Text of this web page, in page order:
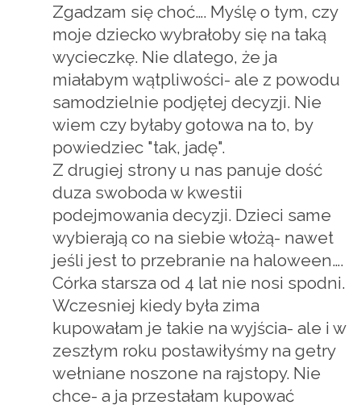
Zgadzam się choć…. Myślę o tym, czy
moje dziecko wybrałoby się na taką
wycieczkę. Nie dlatego, że ja
miałabym wątpliwości- ale z powodu
samodzielnie podjętej decyzji. Nie
wiem czy byłaby gotowa na to, by
powiedziec "tak, jadę".
Z drugiej strony u nas panuje dość
duza swoboda w kwestii
podejmowania decyzji. Dzieci same
wybierają co na siebie włożą- nawet
jeśli jest to przebranie na haloween….
Córka starsza od 4 lat nie nosi spodni.
Wczesniej kiedy była zima
kupowałam je takie na wyjścia- ale i w
zeszłym roku postawiłyśmy na getry
wełniane noszone na rajstopy. Nie
chce- a ja przestałam kupować